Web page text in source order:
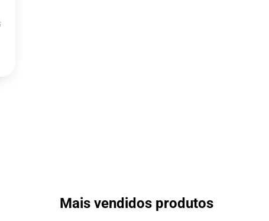
Mais vendidos produtos